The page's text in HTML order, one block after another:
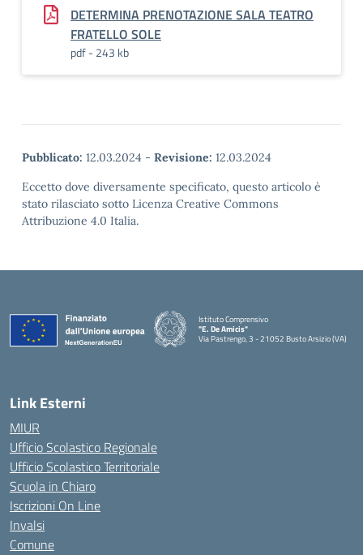
DETERMINA PRENOTAZIONE SALA TEATRO
FRATELLO SOLE
pdf - 243 kb
Pubblicato: 12.03.2024 - Revisione: 12.03.2024
Eccetto dove diversamente specificato, questo articolo è
stato rilasciato sotto Licenza Creative Commons
Attribuzione 4.0 Italia.
Istituto Comprensivo
"E. De Amicis"
Via Pastrengo, 3 - 21052 Busto Arsizio (VA)
Link Esterni
MIUR
Ufficio Scolastico Regionale
Ufficio Scolastico Territoriale
Scuola in Chiaro
Iscrizioni On Line
Invalsi
Comune